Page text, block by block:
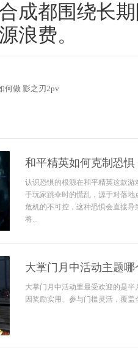
成都围绕长
浪费。
何做 影之刃2pv
和平精英如何克制恐
认识恐惧的根源在和平精英这款
手玩家跳伞时的慌乱，源于对落
危机的不可控，这种恐惧会直接
将...
大掌门月中活动主题
大掌门月中活动里最受欢迎的是
因奖励实用、参与门槛灵活，覆